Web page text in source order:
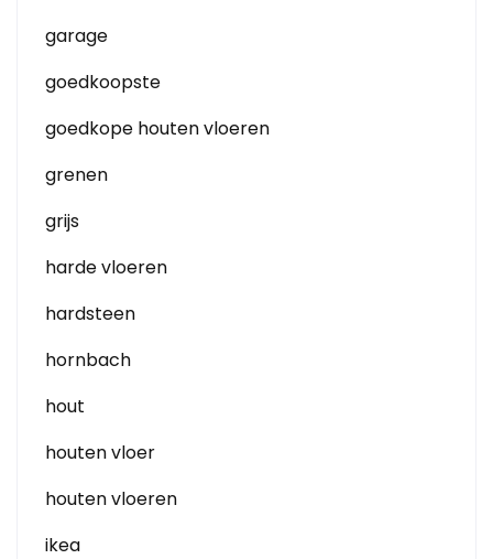
garage
goedkoopste
goedkope houten vloeren
grenen
grijs
harde vloeren
hardsteen
hornbach
hout
houten vloer
houten vloeren
ikea